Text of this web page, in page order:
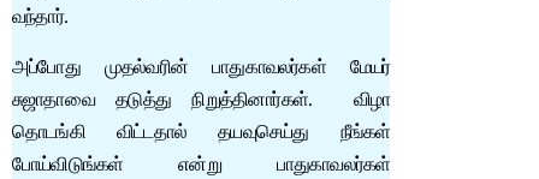
வந்தார்.
அப்போது முதல்வரின் பாதுகாவலர்கள் மேயர்
சுஜாதாவை தடுத்து நிறுத்தினார்கள். விழா
தொடங்கி விட்டதால் தயவுசெய்து நீங்கள்
போய்விடுங்கள் என்று பாதுகாவலர்கள்